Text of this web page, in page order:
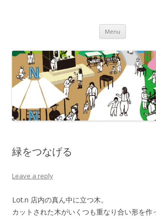
Menu Skip to
緑をつなげる
Leave a reply
Lot.n 店内の真ん中に立つ木。
カットされた木がいくつも重なり合い形を作